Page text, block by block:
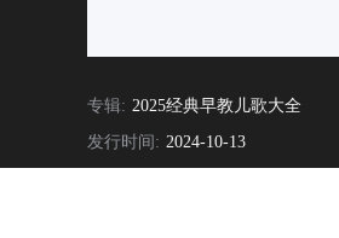
专辑: 2025经典早教儿歌大全
发行时间: 2024-10-13